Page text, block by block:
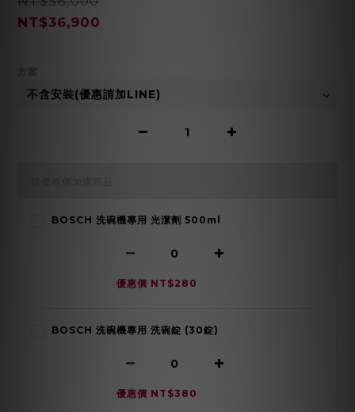
NT$36,900
BOSCH 洗碗機專用 光潔劑 500ml
優惠價 NT$280
BOSCH 洗碗機專用 洗碗錠 (30錠)
優惠價 NT$380